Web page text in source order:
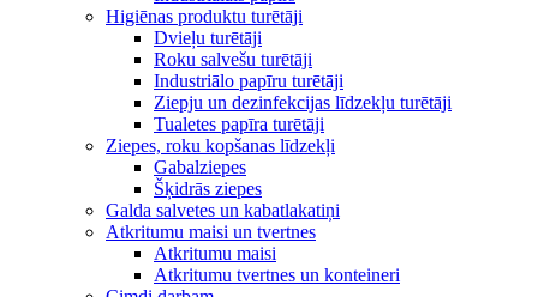
Higiēnas produktu turētāji
Dvieļu turētāji
Roku salvešu turētāji
Industriālo papīru turētāji
Ziepju un dezinfekcijas līdzekļu turētāji
Tualetes papīra turētāji
Ziepes, roku kopšanas līdzekļi
Gabalziepes
Šķidrās ziepes
Galda salvetes un kabatlakatiņi
Atkritumu maisi un tvertnes
Atkritumu maisi
Atkritumu tvertnes un konteineri